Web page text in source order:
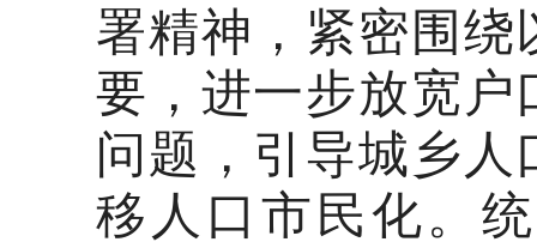
署精神，紧密围绕
要，进一步放宽户
问题，引导城乡
移人口市民化。